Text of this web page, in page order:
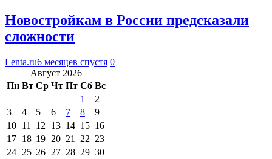
Новостройкам в России предсказали
сложности
Lenta.ru6 месяцев спустя 0
Август 2026
Пн Вт Ср Чт Пт Сб Вс
1
2
3
4 5 6 7 8
9
10 11 12 13 14 15 16
17 18 19 20 21 22 23
24 25 26 27 28 29 30